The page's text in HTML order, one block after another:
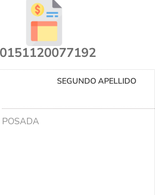
SEGUNDO APELLIDO
POSADA